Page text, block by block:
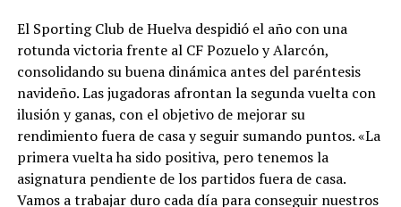
El Sporting Club de Huelva despidió el año con una
rotunda victoria frente al CF Pozuelo y Alarcón,
consolidando su buena dinámica antes del paréntesis
navideño. Las jugadoras afrontan la segunda vuelta con
ilusión y ganas, con el objetivo de mejorar su
rendimiento fuera de casa y seguir sumando puntos. «La
primera vuelta ha sido positiva, pero tenemos la
asignatura pendiente de los partidos fuera de casa.
Vamos a trabajar duro cada día para conseguir nuestros